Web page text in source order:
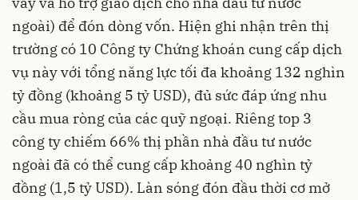
ngoài) để đón dòng vốn. Hiện ghi nhận trên thị
trường có 10 Công ty Chứng khoán cung cấp dịch
vụ này với tổng năng lực tối đa khoảng 132 nghìn
tỷ đồng (khoảng 5 tỷ USD), đủ sức đáp ứng nhu
cầu mua ròng của các quỹ ngoại. Riêng top 3
công ty chiếm 66% thị phần nhà đầu tư nước
ngoài đã có thể cung cấp khoảng 40 nghìn tỷ
đồng (1,5 tỷ USD). Làn sóng đón đầu thời cơ mở